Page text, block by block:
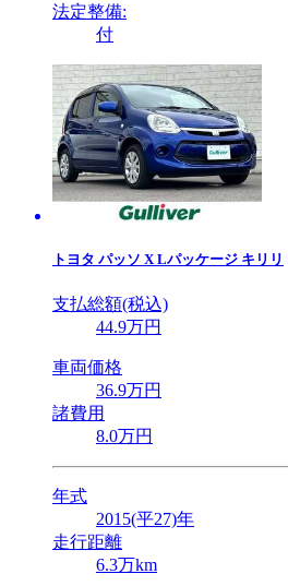
法定整備:
付
トヨタ パッソ X Lパッケージ キリリ
支払総額(税込)
44.9万円
車両価格
36.9万円
諸費用
8.0万円
年式
2015(平27)年
走行距離
6.3万km